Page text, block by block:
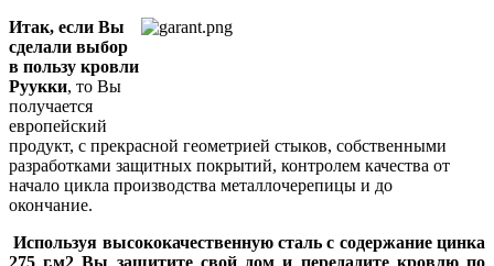
Итак, если Вы
сделали выбор
в пользу кровли
Руукки, то Вы
получается
европейский
продукт, с прекрасной геометрией стыков, собственными
разработками защитных покрытий, контролем качества от
начало цикла производства металлочерепицы и до
окончание.
Используя высококачественную сталь с содержание цинка
275 г.м2 Вы защитите свой дом и передадите кровлю по